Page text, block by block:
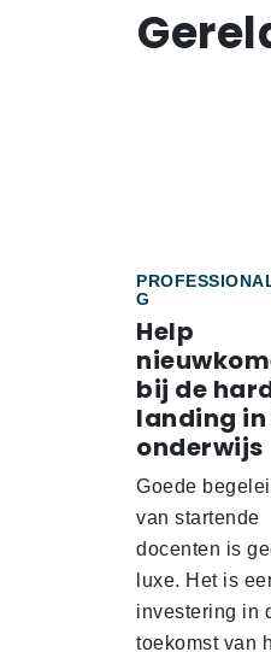
G
Help
bij de
landing in
onderwijs
Goede
van startende
docenten is
luxe. Het is
investering in
toekomst van